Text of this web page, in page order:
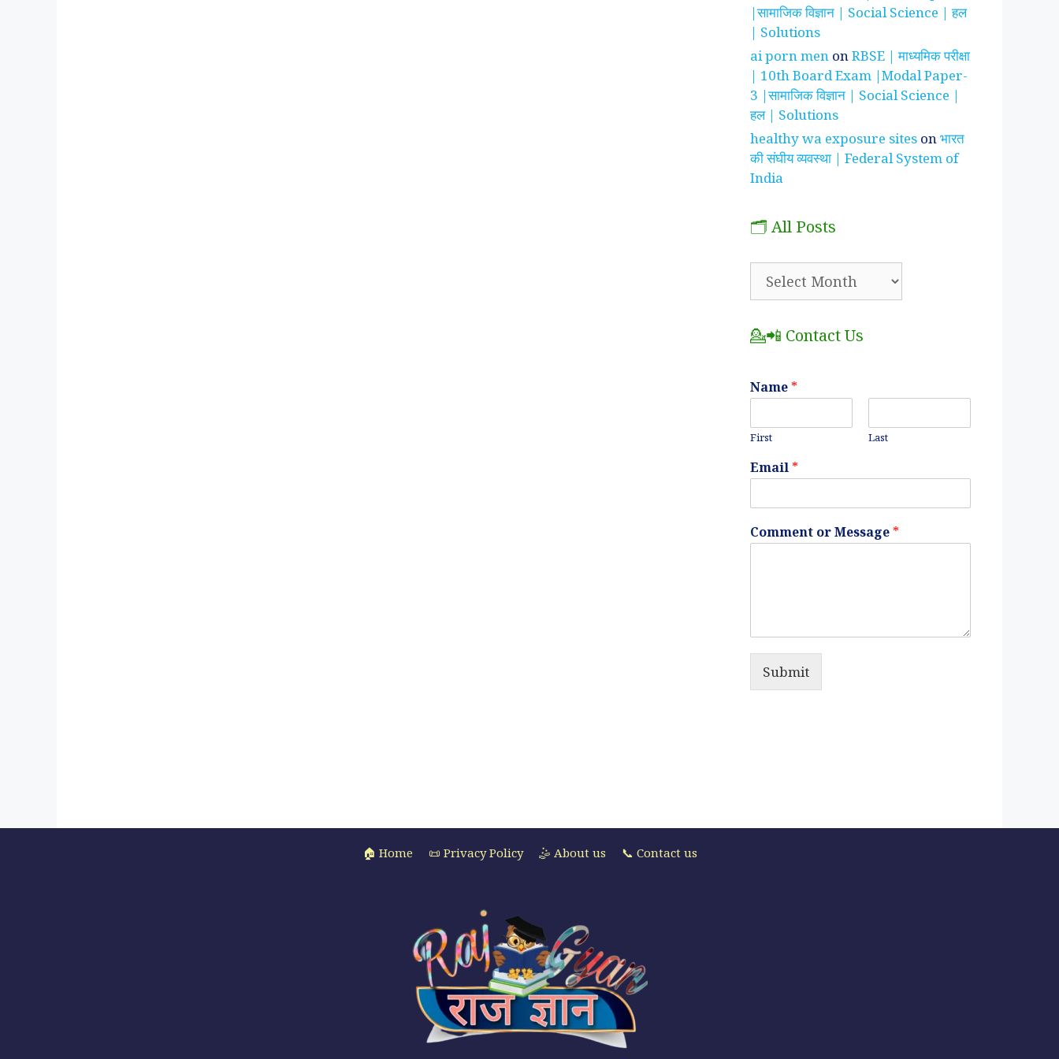
|सामाजिक विज्ञान | Social Science | हल
| Solutions
ai porn men onRBSE | माध्यमिक परीक्षा
| 10th Board Exam |Modal Paper-
3 |सामाजिक विज्ञान | Social Science |
हल | Solutions
healthy wa exposure sites onभारत
की संघीय व्यवस्था | Federal System of
India
🗂️ All Posts
💁📲 Contact Us
Name *
First Last
Email *
Comment or Message *
Submit
🏠 Home 📜 Privacy Policy 🤹 About us 📞 Contact us